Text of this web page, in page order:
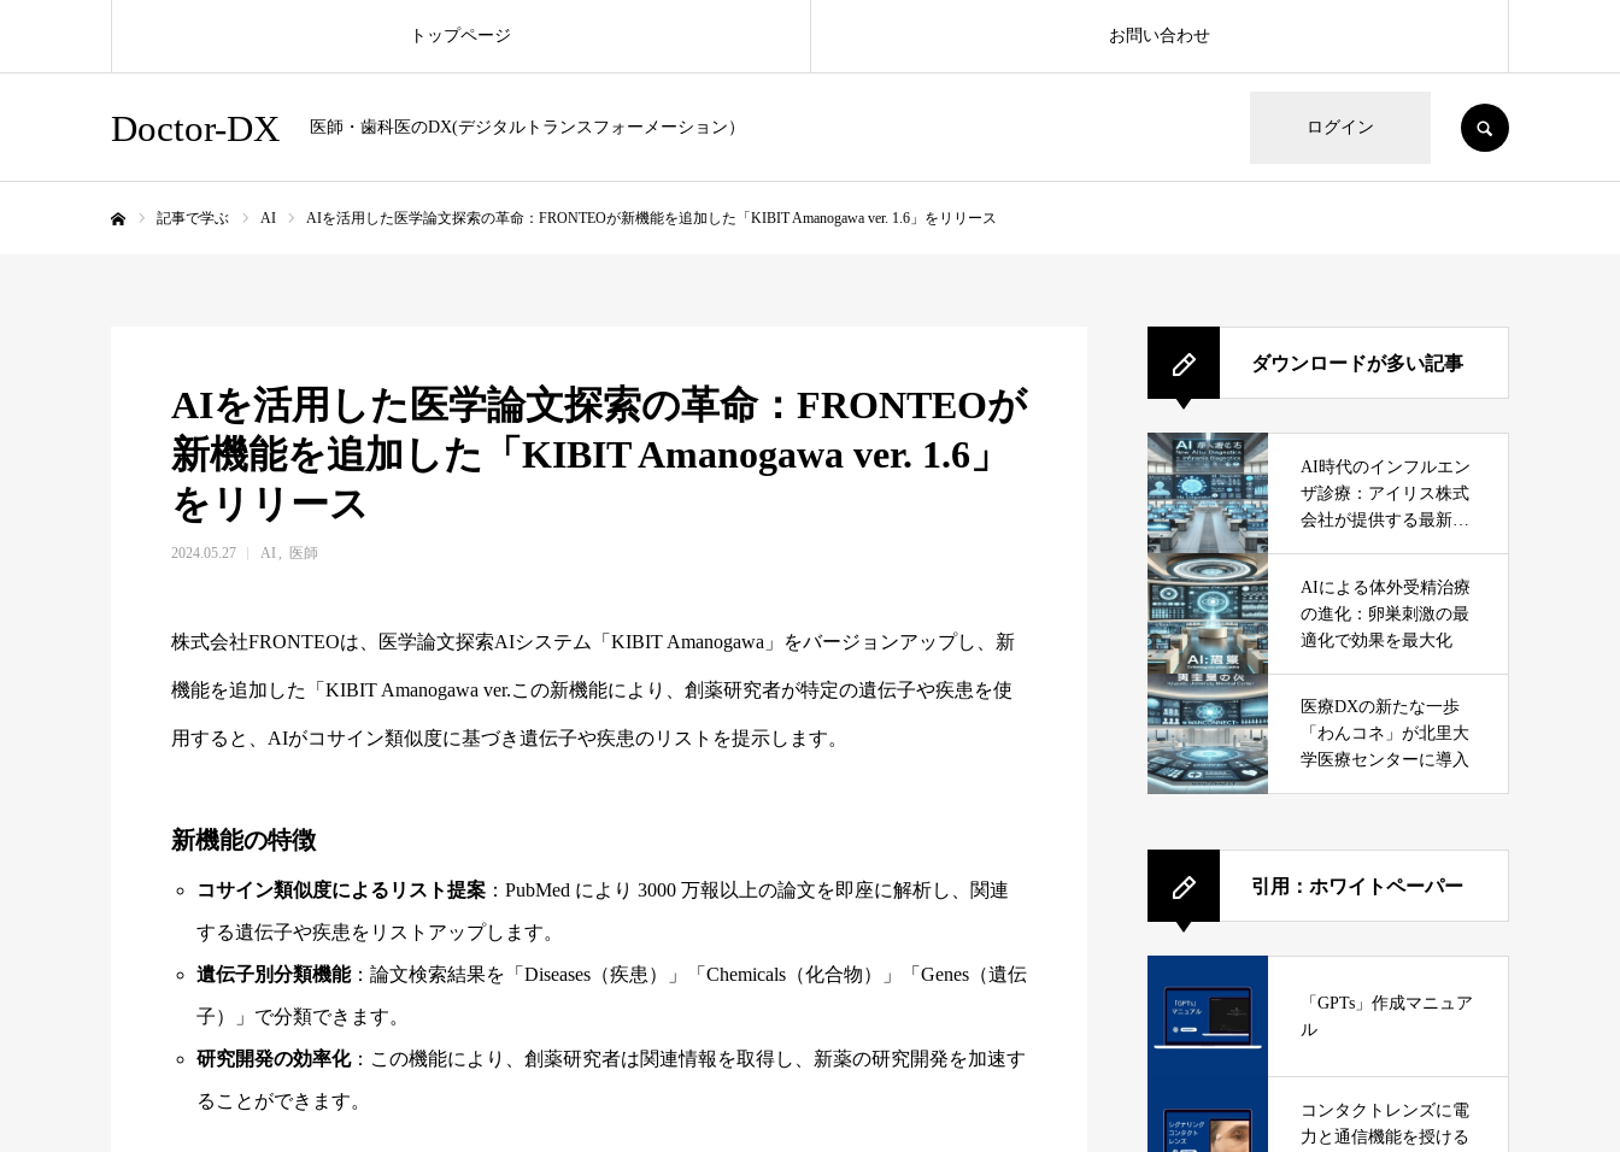
Doctor-DX 医師・歯科医のDX(デジタルトランスフォーメーション） ログイン
トップページ お問い合わせ
記事で学ぶ AI AIを活用した医学論文探索の革命：FRONTEOが新機能を追加した「KIBIT Amanogawa ver. 1.6」をリリース
AIを活用した医学論文探索の革命：FRONTEOが
新機能を追加した「KIBIT Amanogawa ver. 1.6」
をリリース
2024.05.27 AI 医師
株式会社FRONTEOは、医学論文探索AIシステム「KIBIT Amanogawa」をバージョンアップし、新
機能を追加した「KIBIT Amanogawa ver.この新機能により、創薬研究者が特定の遺伝子や疾患を使
用すると、AIがコサイン類似度に基づき遺伝子や疾患のリストを提示します。
新機能の特徴
コサイン類似度によるリスト提案：PubMed により 3000 万報以上の論文を即座に解析し、関連
する遺伝子や疾患をリストアップします。
遺伝子別分類機能：論文検索結果を「Diseases（疾患）」「Chemicals（化合物）」「Genes（遺伝
子）」で分類できます。
研究開発の効率化：この機能により、創薬研究者は関連情報を取得し、新薬の研究開発を加速す
ることができます。
ダウンロードが多い記事
AI時代のインフルエン
ザ診療：アイリス株式
会社が提供する最新サ
AIによる体外受精治療
の進化：卵巣刺激の最
適化で効果を最大化
医療DXの新たな一歩
「わんコネ」が北里大
学医療センターに導入
引用：ホワイトペーパー
「GPTs」作成マニュア
ル
コンタクトレンズに電
力と通信機能を授ける